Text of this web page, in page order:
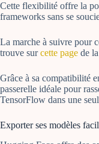
Cette flexibilité offre la
frameworks sans se
La marche à suivre pour
trouve surcette page de
Grâce à sa compatibilité
passerelle idéale pour
TensorFlow dans une
Exporter ses modèles